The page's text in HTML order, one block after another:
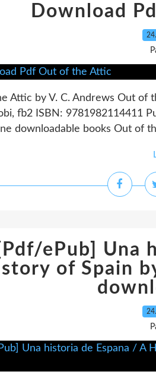
Download
Attic by V. C. Andrews Out of
fb2 ISBN: 9781982114411
downloadable books Out of
[Pdf/ePub] Una
of Spain